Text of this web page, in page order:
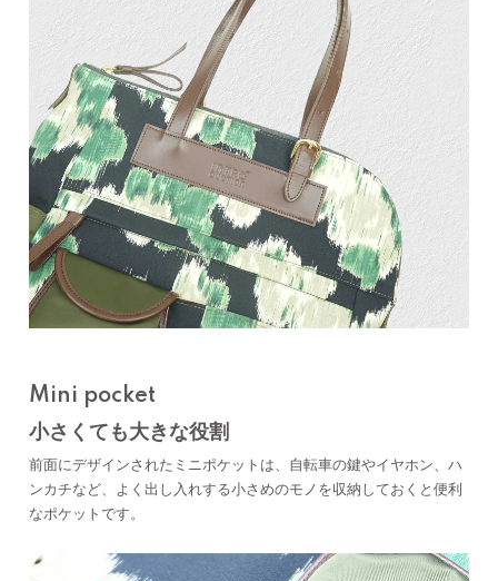
Mini pocket
小さくても大きな役割
前面にデザインされたミニポケットは、自転車の鍵やイヤホン、ハ
ンカチなど、よく出し入れする小さめのモノを収納しておくと便利
なポケットです。